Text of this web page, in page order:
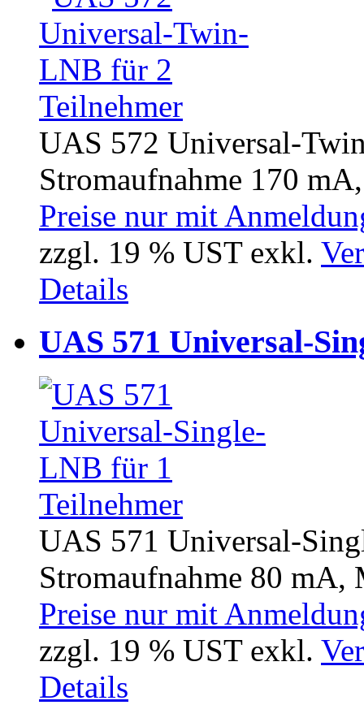
UAS 572 Universal-
Stromaufnahme 170
Preise nur mit
zzgl. 19 % UST exkl.
Details
UAS 571 Universal-
UAS 571 Universal-
Stromaufnahme 80 mA,
Preise nur mit
zzgl. 19 % UST exkl.
Details